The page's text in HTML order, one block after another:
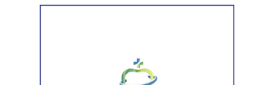
actividades vinculadas a las distintas carreras. Además,
acompañamiento para ingresantes.